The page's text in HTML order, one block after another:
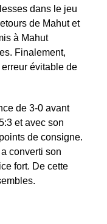
dans le jeu
de Mahut et
à Mahut
Finalement,
erreur évitable de
de 3-0 avant
et avec son
de consigne.
converti son
fort. De cette